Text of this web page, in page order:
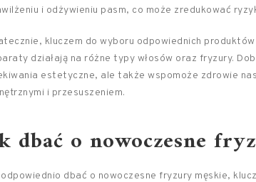
i odżywieniu pasm, co może zredukować
kluczem do wyboru odpowiednich
działają na różne typy włosów oraz fryzury.
estetyczne, ale także wspomoże zdrowie
i przesuszeniem.
dbać o nowoczesne
dbać o nowoczesne fryzury męskie,